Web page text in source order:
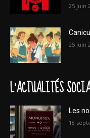
25 juin
25 juin
L'ACTUALITÉS
Les
18